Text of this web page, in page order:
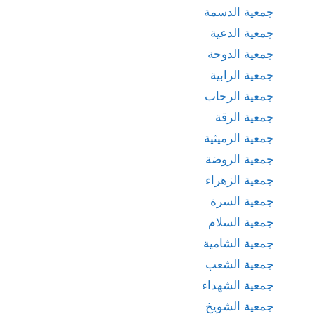
جمعية الدسمة
جمعية الدعية
جمعية الدوحة
جمعية الرابية
جمعية الرحاب
جمعية الرقة
جمعية الرميثية
جمعية الروضة
جمعية الزهراء
جمعية السرة
جمعية السلام
جمعية الشامية
جمعية الشعب
جمعية الشهداء
جمعية الشويخ